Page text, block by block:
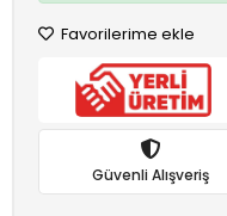
Favorilerime ekle
Güvenli Alışveriş